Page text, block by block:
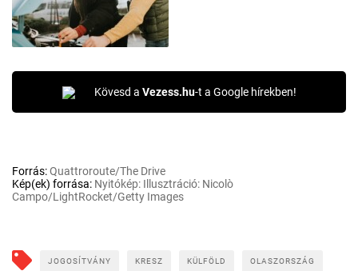
Kövesd a Vezess.hu-t a Google hírekben!
Forrás:Quattroroute/The Drive
Kép(ek) forrása: Nyitókép: Illusztráció: Nicolò
Campo/LightRocket/Getty Images
JOGOSÍTVÁNY KRESZ KÜLFÖLD OLASZORSZÁG